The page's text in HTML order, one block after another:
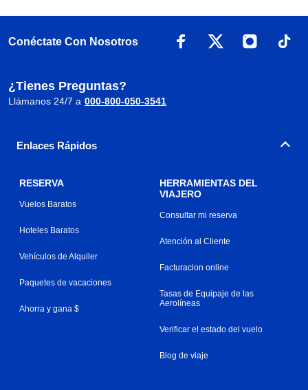
Conéctate Con Nosotros
¿Tienes Preguntas?
Llámanos 24/7 a 000-800-050-3541
Enlaces Rápidos
RESERVA
Vuelos Baratos
Hoteles Baratos
Vehículos de Alquiler
Paquetes de vacaciones
Ahorra y gana $
HERRAMIENTAS DEL
VIAJERO
Consultar mi reserva
Atención al Cliente
Facturacion online
Tasas de Equipaje de las
Aerolíneas
Verificar el estado del vuelo
Blog de viaje